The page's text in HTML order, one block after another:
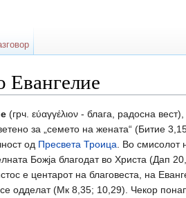
Евангелие
(грч. εύαγγέλιον - блага, радосна
за „семето на жената“ (Битие
од Пресвета Троица. Во смисолот
Божја благодат во Христа (Дап
е центарот на благовеста, на
одделат (Мк 8,35; 10,29). Чекор